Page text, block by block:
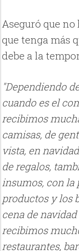
Aseguró que
que tenga más
debe a la
"Dependiendo
cuando es el
recibimos
camisas, de
vista, en
de regalos,
insumos, con la
productos y los
cena de
recibimos
restaurantes,